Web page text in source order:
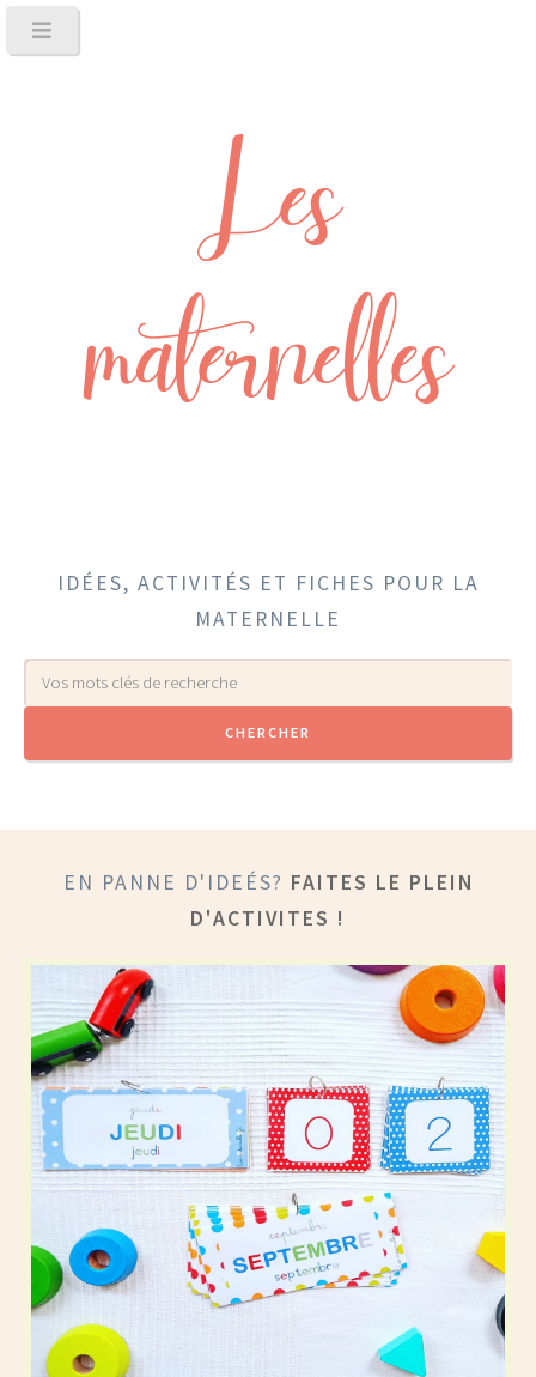
Les
maternelles
IDÉES, ACTIVITÉS ET FICHES POUR LA
MATERNELLE
EN PANNE D'IDEÉS? FAITES LE PLEIN
D'ACTIVITES !